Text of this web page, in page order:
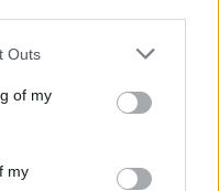
one or more Google
You may click to
its third-party tags to
in below Google
Outs
of my
my